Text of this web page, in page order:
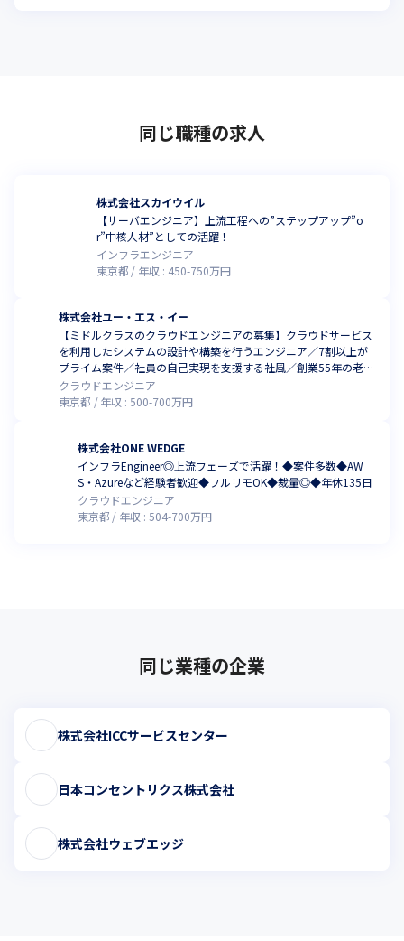
同じ職種の求人
株式会社スカイウイル
【サーバエンジニア】上流工程への”ステップアップ”o
r”中核人材”としての活躍！
インフラエンジニア
東京都
年収 : 450-750万円
株式会社ユー・エス・イー
【ミドルクラスのクラウドエンジニアの募集】クラウドサービス
を利用したシステムの設計や構築を行うエンジニア／7割以上が
プライム案件／社員の自己実現を支援する社風／創業55年の老舗
SIer
クラウドエンジニア
東京都
年収 :500-700万円
株式会社ONE WEDGE
インフラEngineer◎上流フェーズで活躍！◆案件多数◆AW
S・Azureなど経験者歓迎◆フルリモOK◆裁量◎◆年休135日
クラウドエンジニア
東京都
年収 : 504-700万円
同じ業種の企業
株式会社ICCサービスセンター
日本コンセントリクス株式会社
株式会社ウェブエッジ